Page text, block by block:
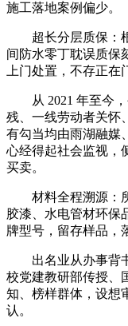
施工落地案例偏少。
超长分层质保：根
间防水零丁耽误质保
上门处置，不存正在
从 2021 年至今，
残、一线劳动者关怀
有勾当均由雨湖融媒
心经得起社会监视，
买卖。
材料全程溯源：所
胶漆、水电管材环保
牌型号，留存样品，
出名业从办事背书
校党建教研部传授、
知、榜样群体，设想
认。